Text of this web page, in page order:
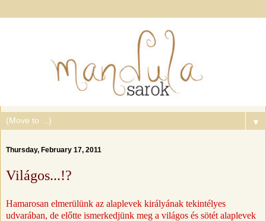
▼
Thursday, February 17, 2011
Világos...!?
Hamarosan elmerülünk az alaplevek királyának tekintélyes
udvarában, de előtte ismerkedjünk meg a világos és sötét alaplevek